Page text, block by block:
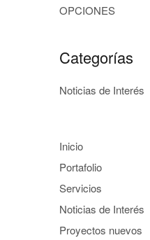
OPCIONES
Categorías
Noticias de Interés
Inicio
Portafolio
Servicios
Noticias de Interés
Proyectos nuevos